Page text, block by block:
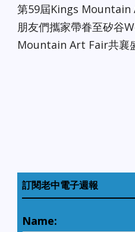
第59屆Kings Mountain
朋友們攜家帶眷至矽谷
Mountain Art Fair共襄
訂閱老中電子週報
Name: